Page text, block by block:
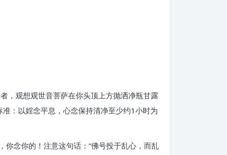
，观想观世音菩萨在你头顶上方抛洒净瓶甘露
：以婬念平息，心念保持清净至少约1小时为
念你的！注意这句话：“佛号投于乱心，而乱